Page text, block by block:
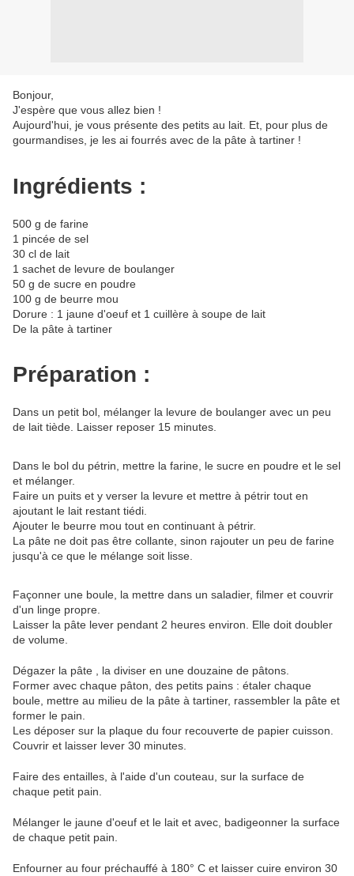
Bonjour,
J'espère que vous allez bien !
Aujourd'hui, je vous présente des petits au lait. Et, pour plus de
gourmandises, je les ai fourrés avec de la pâte à tartiner !
Ingrédients :
500 g de farine
1 pincée de sel
30 cl de lait
1 sachet de levure de boulanger
50 g de sucre en poudre
100 g de beurre mou
Dorure : 1 jaune d'oeuf et 1 cuillère à soupe de lait
De la pâte à tartiner
Préparation :
Dans un petit bol, mélanger la levure de boulanger avec un peu
de lait tiède. Laisser reposer 15 minutes.
Dans le bol du pétrin, mettre la farine, le sucre en poudre et le sel
et mélanger.
Faire un puits et y verser la levure et mettre à pétrir tout en
ajoutant le lait restant tiédi.
Ajouter le beurre mou tout en continuant à pétrir.
La pâte ne doit pas être collante, sinon rajouter un peu de farine
jusqu'à ce que le mélange soit lisse.
Façonner une boule, la mettre dans un saladier, filmer et couvrir
d'un linge propre.
Laisser la pâte lever pendant 2 heures environ. Elle doit doubler
de volume.
Dégazer la pâte , la diviser en une douzaine de pâtons.
Former avec chaque pâton, des petits pains : étaler chaque
boule, mettre au milieu de la pâte à tartiner, rassembler la pâte et
former le pain.
Les déposer sur la plaque du four recouverte de papier cuisson.
Couvrir et laisser lever 30 minutes.
Faire des entailles, à l'aide d'un couteau, sur la surface de
chaque petit pain.
Mélanger le jaune d'oeuf et le lait et avec, badigeonner la surface
de chaque petit pain.
Enfourner au four préchauffé à 180° C et laisser cuire environ 30